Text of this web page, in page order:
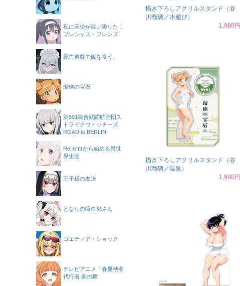
描き下ろしアクリルスタンド（谷
川瑠璃／水遊び）
1,980円
描き下ろしアクリルスタンド（谷
川瑠璃／温泉）
1,980円
私に天使が舞い降りた！
プレシャス・フレンズ
死亡遊戯で飯を食う。
瑠璃の宝石
第501統合戦闘航空団ス
トライクウィッチーズ
ROAD to BERLIN
Re:ゼロから始める異世
界生活
王子様の友達
となりの吸血鬼さん
ゴエティア・ショック
テレビアニメ『春夏秋冬
代行者 春の舞